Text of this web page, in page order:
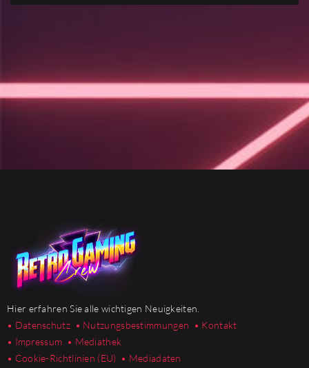
Hier erfahren Sie alle wichtigen Neuigkeiten.
• Datenschutz • Nutzungsbestimmungen • Kontakt
• Impressum • Mediathek
• Cookie-Richtlinien (EU) • Mediadaten